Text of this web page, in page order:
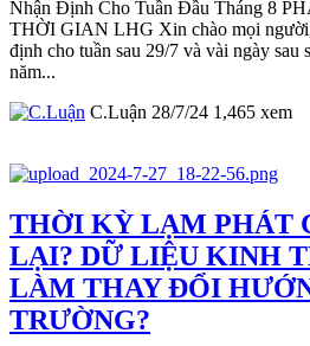
Nhận Định Cho Tuần Đầu Tháng 8
THỜI GIAN LHG Xin chào mọi
định cho tuần sau 29/7 và vài ngày sau
năm...
C.Luận 28/7/24 1,465 xem
THỜI KỲ LẠM PHÁT
LẠI? DỮ LIỆU KINH
LÀM THAY ĐỔI
TRƯỜNG?